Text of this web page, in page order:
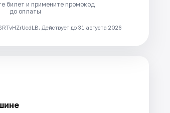
билет и примените промокод
до оплаты
Действует до 31 августа 2026